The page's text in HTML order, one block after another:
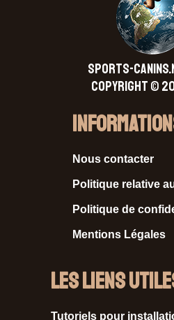
SPORTS-
Copyright ©
Nous contacter
Politique relative
Politique de
Mentions Légales
Les liens
Tutoriels pour